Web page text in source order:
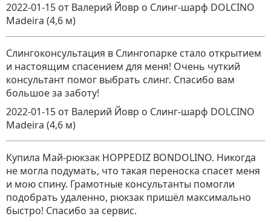
2022-01-15 от Валерий Йовр о Слинг-шарф DOLCINO
Madeira (4,6 м)
Слингоконсультация в Слингопарке стало открытием
и настоящим спасением для меня! Очень чуткий
консультант помог выбрать слинг. Спасибо вам
большое за заботу!
2022-01-15 от Валерий Йовр о Слинг-шарф DOLCINO
Madeira (4,6 м)
Купила Май-рюкзак HOPPEDIZ BONDOLINO. Никогда
не могла подумать, что такая переноска спасет меня
и мою спину. Грамотные консультанты помогли
подобрать удаленно, рюкзак пришёл максимально
быстро! Спасибо за сервис.